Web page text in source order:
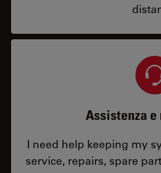
Assistenza
I need help keeping my
service, repairs, spare